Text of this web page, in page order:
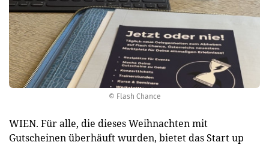
© Flash Chance
WIEN. Für alle, die dieses Weihnachten mit
Gutscheinen überhäuft wurden, bietet das Start up